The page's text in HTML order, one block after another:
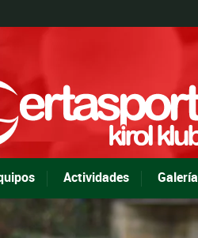
Actividades Galería